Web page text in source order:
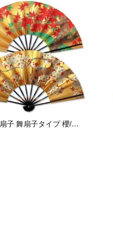
飾り京扇子 舞扇子タイプ 櫻/紅葉 Xb007